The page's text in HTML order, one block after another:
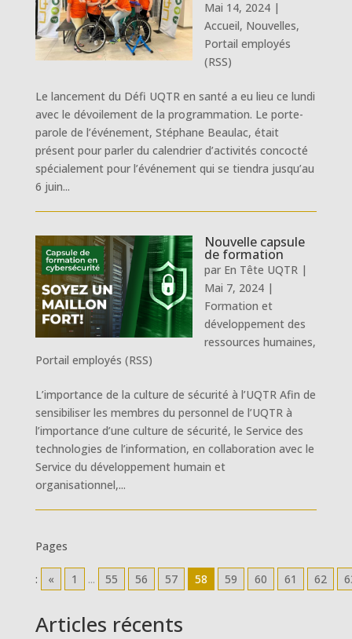
Mai 14, 2024|
Accueil, Nouvelles,
Portail employés
(RSS)
Le lancement du Défi UQTR en santé a eu lieu ce lundi
avec le dévoilement de la programmation. Le porte-
parole de l’événement, Stéphane Beaulac, était
présent pour parler du calendrier d’activités concocté
spécialement pour l’événement qui se tiendra jusqu’au
6 juin...
Nouvelle capsule
de formation
par En Tête UQTR|
Mai 7, 2024|
Formation et
développement des
ressources humaines,
Portail employés (RSS)
L’importance de la culture de sécurité à l’UQTR Afin de
sensibiliser les membres du personnel de l’UQTR à
l’importance d’une culture de sécurité, le Service des
technologies de l’information, en collaboration avec le
Service du développement humain et
organisationnel,...
Pages
: « 1 ... 55 56 57 58 59 60 61 62
Articles récents